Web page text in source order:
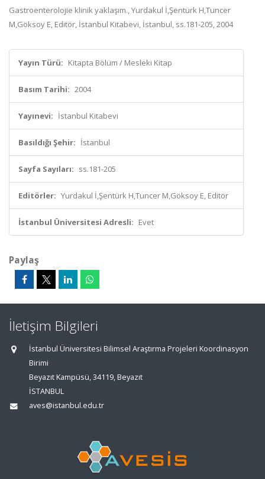
Gastroenterolojie klinik yaklaşım., Yurdakul İ,Şentürk H,Tuncer
M,Göksoy E, Editör, İstanbul Kitabevi, İstanbul, ss.181-205, 2004
Yayın Türü: Kitapta Bölüm / Mesleki Kitap
Basım Tarihi: 2004
Yayınevi: İstanbul Kitabevi
Basıldığı Şehir: İstanbul
Sayfa Sayıları: ss.181-205
Editörler: Yurdakul İ,Şentürk H,Tuncer M,Göksoy E, Editör
İstanbul Üniversitesi Adresli: Evet
Paylaş
İletişim Bilgileri
İstanbul Üniversitesi Bilimsel Araştırma Projeleri Koordinasyon
Birimi
Beyazıt Kampüsü, 34119, Beyazıt
İSTANBUL
aves@istanbul.edu.tr